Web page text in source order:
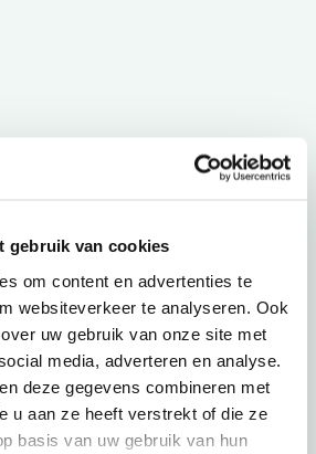
gebruik van cookies
om content en advertenties te
websiteverkeer te analyseren. Ook
uw gebruik van onze site met
media, adverteren en analyse.
deze gegevens combineren met
u aan ze heeft verstrekt of die ze
basis van uw gebruik van hun